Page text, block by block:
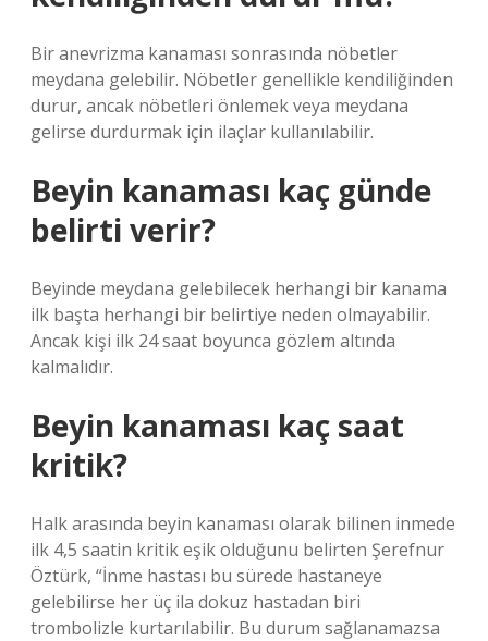
Bir anevrizma kanaması sonrasında nöbetler
meydana gelebilir. Nöbetler genellikle kendiliğinden
durur, ancak nöbetleri önlemek veya meydana
gelirse durdurmak için ilaçlar kullanılabilir.
Beyin kanaması kaç günde
belirti verir?
Beyinde meydana gelebilecek herhangi bir kanama
ilk başta herhangi bir belirtiye neden olmayabilir.
Ancak kişi ilk 24 saat boyunca gözlem altında
kalmalıdır.
Beyin kanaması kaç saat
kritik?
Halk arasında beyin kanaması olarak bilinen inmede
ilk 4,5 saatin kritik eşik olduğunu belirten Şerefnur
Öztürk, “İnme hastası bu sürede hastaneye
gelebilirse her üç ila dokuz hastadan biri
trombolizle kurtarılabilir. Bu durum sağlanamazsa